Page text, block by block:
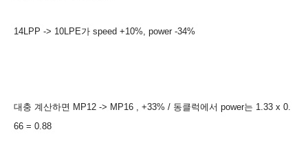
14LPP -> 10LPE가 speed +10%, power -34%
대충 계산하면 MP12 -> MP16 , +33% / 동클럭에서 power는 1.33 x 0.
66 = 0.88